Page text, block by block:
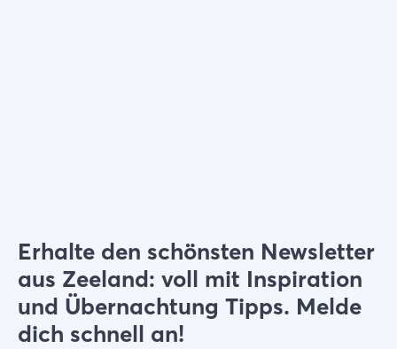
Erhalte den schönsten Newsletter
aus Zeeland: voll mit Inspiration
und Übernachtung Tipps. Melde
dich schnell an!